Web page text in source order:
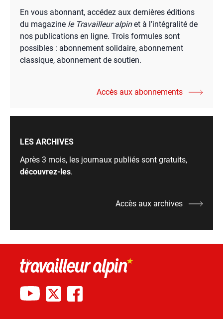
En vous abonnant, accédez aux dernières éditions
du magazine le Travailleur alpinet à l’intégralité de
nos publications en ligne. Trois formules sont
possibles : abonnement solidaire, abonnement
classique, abonnement de soutien.
Accès aux abonnements
LES ARCHIVES
Après 3 mois, les journaux publiés sont gratuits,
découvrez-les.
Accès aux archives